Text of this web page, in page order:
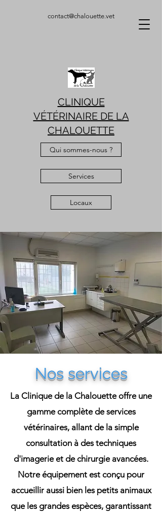
contact@chalouette.vet
CLINIQUE
VÉTÉRINAIRE DE LA
CHALOUETTE
Qui sommes-nous ?
Services
Locaux
Nos services
La Clinique de la Chalouette offre une
gamme complète de services
vétérinaires, allant de la simple
consultation à des techniques
d'imagerie et de chirurgie avancées.
Notre équipement est conçu pour
accueillir aussi bien les petits animaux
que les grandes espèces, garantissant